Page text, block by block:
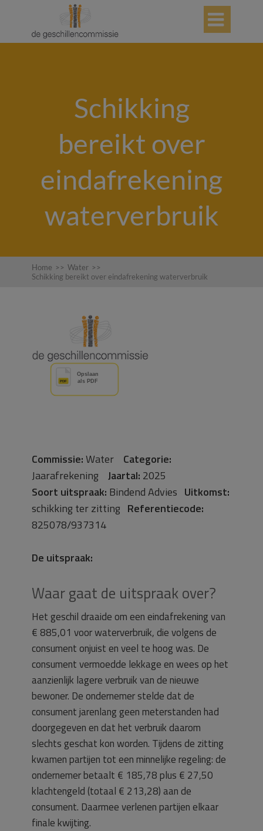

Schikking
bereikt over
eindafrekening
waterverbruik
Home >> Water >>
Schikking bereikt over eindafrekening waterverbruik
Commissie:Water Categorie:
Jaarafrekening Jaartal: 2025
Soort uitspraak: Bindend Advies Uitkomst:
schikking ter zitting Referentiecode:
825078/937314
De uitspraak:
Waar gaat de uitspraak over?
Het geschil draaide om een eindafrekening van
€ 885,01 voor waterverbruik, die volgens de
consument onjuist en veel te hoog was. De
consument vermoedde lekkage en wees op het
aanzienlijk lagere verbruik van de nieuwe
bewoner. De ondernemer stelde dat de
consument jarenlang geen meterstanden had
doorgegeven en dat het verbruik daarom
slechts geschat kon worden. Tijdens de zitting
kwamen partijen tot een minnelijke regeling: de
ondernemer betaalt € 185,78 plus € 27,50
klachtengeld (totaal € 213,28) aan de
consument. Daarmee verlenen partijen elkaar
finale kwijting.